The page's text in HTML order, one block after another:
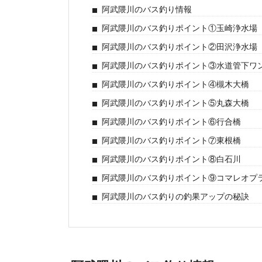
阿武隈川のバス釣り情報
阿武隈川のバス釣りポイント①玉崎浄水場
阿武隈川のバス釣りポイント②田沢浄水場
阿武隈川のバス釣りポイント③水道管下ワ
阿武隈川のバス釣りポイント④槻木大橋
阿武隈川のバス釣りポイント⑤丸森大橋
阿武隈川のバス釣りポイント⑥行合橋
阿武隈川のバス釣りポイント⑦東根橋
阿武隈川のバス釣りポイント⑧白石川
阿武隈川のバス釣りポイント⑨コマレオプ
阿武隈川のバス釣りの釣果アップの秘訣